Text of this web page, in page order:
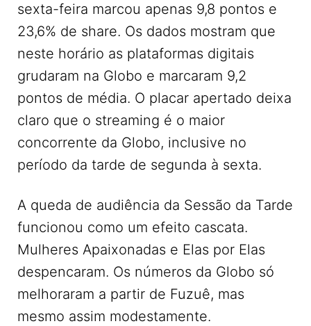
sexta-feira marcou apenas 9,8 pontos e
23,6% de share. Os dados mostram que
neste horário as plataformas digitais
grudaram na Globo e marcaram 9,2
pontos de média. O placar apertado deixa
claro que o streaming é o maior
concorrente da Globo, inclusive no
período da tarde de segunda à sexta.
A queda de audiência da Sessão da Tarde
funcionou como um efeito cascata.
Mulheres Apaixonadas e Elas por Elas
despencaram. Os números da Globo só
melhoraram a partir de Fuzuê, mas
mesmo assim modestamente.